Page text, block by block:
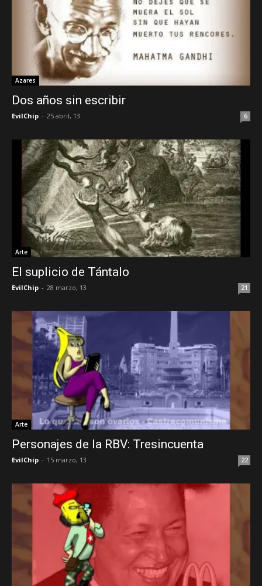
Azares
Dos años sin escribir
EvilChip - 25 abril, 13 6
Arte
El suplicio de Tántalo
EvilChip - 28 marzo, 13 21
Arte
Personajes de la RBV: Tresincuenta
EvilChip - 15 marzo, 13 22